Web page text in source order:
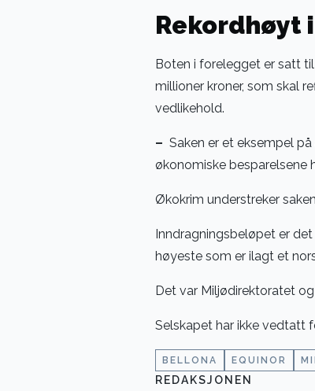
Rekordhøyt
Boten i forelegget er satt
millioner kroner, som skal
vedlikehold.
– Saken er et eksempel
økonomiske besparelsene
Økokrim understreker
Inndragningsbeløpet er
høyeste som er ilagt et
Det var Miljødirektoratet
Selskapet har ikke vedtatt
BELLONA EQUINOR
REDAKSJONEN